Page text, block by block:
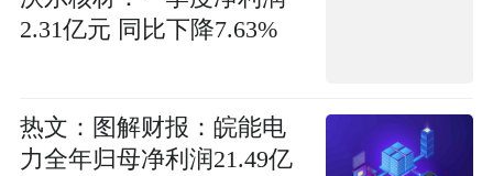
2.31亿元 同比下降7.63%
热文：图解财报：皖能电
力全年归母净利润21.49亿